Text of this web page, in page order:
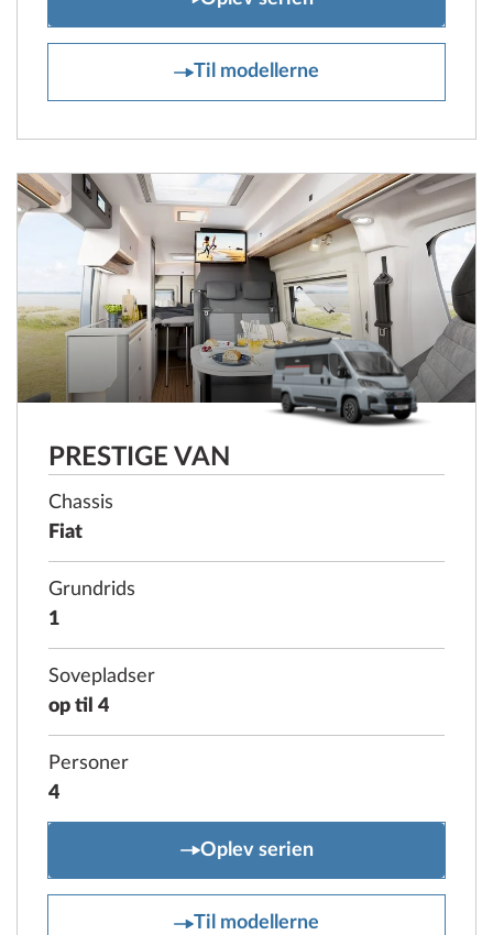
Til modellerne
ONTOUR VAN
PRESTIGE VAN
Chassis
Fiat
Grundrids
1
Sovepladser
op til 4
Personer
4
PRESTIGE VAN
Oplev serien
Til modellerne
PRESTIGE VAN